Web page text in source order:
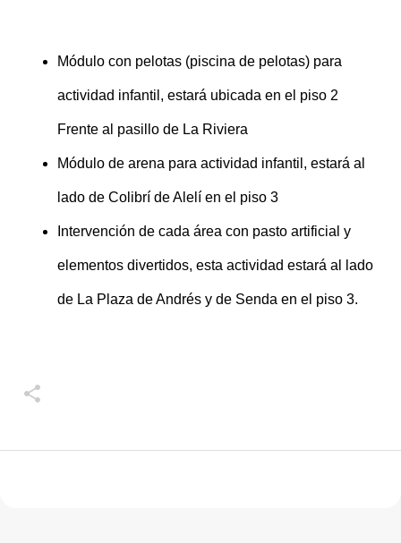
Módulo con pelotas (piscina de pelotas) para
actividad infantil, estará ubicada en el piso 2
Frente al pasillo de La Riviera
Módulo de arena para actividad infantil, estará al
lado de Colibrí de Alelí en el piso 3
Intervención de cada área con pasto artificial y
elementos divertidos, esta actividad estará al lado
de La Plaza de Andrés y de Senda en el piso 3.